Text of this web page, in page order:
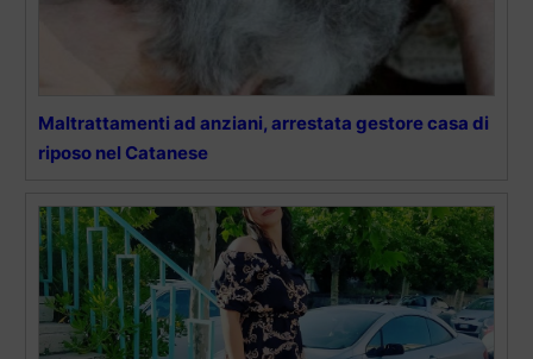
Maltrattamenti ad anziani, arrestata gestore casa di
riposo nel Catanese